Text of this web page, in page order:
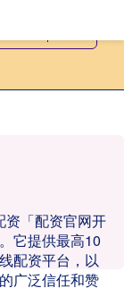
资「配资官网开
它提供最高10
配资平台，以
广泛信任和赞